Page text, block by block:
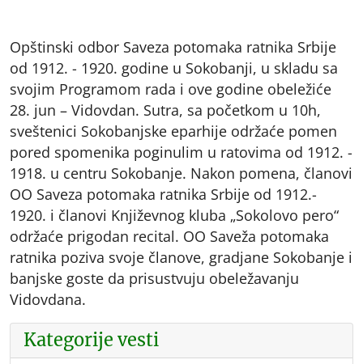
Opštinski odbor Saveza potomaka ratnika Srbije
od 1912. - 1920. godine u Sokobanji, u skladu sa
svojim Programom rada i ove godine obeležiće
28. jun – Vidovdan. Sutra, sa početkom u 10h,
sveštenici Sokobanjske eparhije održaće pomen
pored spomenika poginulim u ratovima od 1912. -
1918. u centru Sokobanje. Nakon pomena, članovi
OO Saveza potomaka ratnika Srbije od 1912.-
1920. i članovi Književnog kluba „Sokolovo pero“
održaće prigodan recital. OO Saveža potomaka
ratnika poziva svoje članove, gradjane Sokobanje i
banjske goste da prisustvuju obeležavanju
Vidovdana.
Kategorije vesti